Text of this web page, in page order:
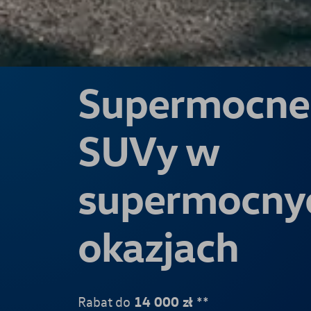
Supermocne
SUVy w
okazjach
Rabat do 14 000 zł **